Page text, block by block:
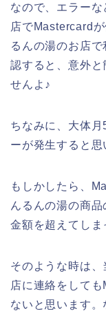
なので、エラー
店でMastercard
るんの湯のお店
認すると、意外と
せんよ♪
ちなみに、大体
ーが発生すると思
もしかしたら、
んるんの湯の商
金額を超えてし
そのような時は
店に連絡をして
ないと思います